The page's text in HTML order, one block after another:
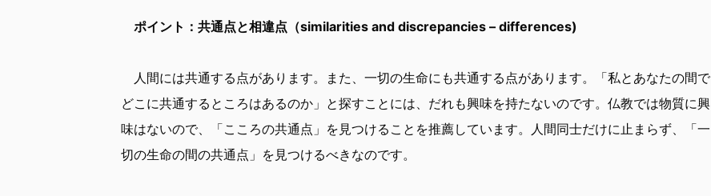
ポイント：共通点と相違点（similarities and discrepancies – differences)
人間には共通する点があります。また、一切の生命にも共通する点があります。「私とあなたの間で
どこに共通するところはあるのか」と探すことには、だれも興味を持たないのです。仏教では物質に興
味はないので、「こころの共通点」を見つけることを推薦しています。人間同士だけに止まらず、「一
切の生命の間の共通点」を見つけるべきなのです。